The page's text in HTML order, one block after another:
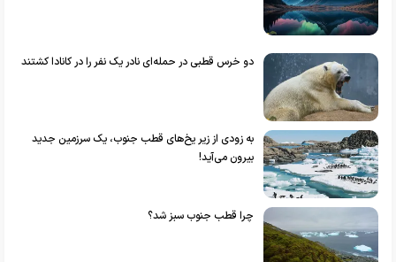
دو خرس قطبی در حمله‌ای نادر یک نفر را در کانادا کشتند
به زودی از زیر یخ‌های قطب جنوب، یک سرزمین جدید
بیرون می‌آید!
چرا قطب جنوب سبز شد؟